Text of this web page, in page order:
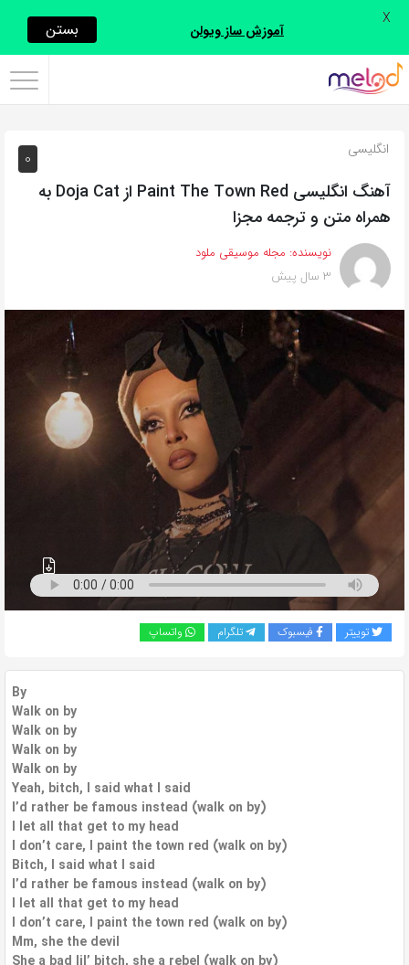
اشتراک
با
روش‌های
زیر
این
صفحه
را
با
خود
به
0 انگلیسی
آهنگ انگلیسی Paint The Town Red از Doja Cat به
همراه متن و ترجمه مجزا
نویسنده: مجله موسیقی ملود
3 سال پیش
توییتر فیسبوک تلگرام واتساپ
By
Walk on by
Walk on by
Walk on by
Walk on by
Yeah, bitch, I said what I said
I’d rather be famous instead (walk on by)
I let all that get to my head
I don’t care, I paint the town red (walk on by)
Bitch, I said what I said
I’d rather be famous instead (walk on by)
I let all that get to my head
I don’t care, I paint the town red (walk on by)
Mm, she the devil
She a bad lil’ bitch, she a rebel (walk on by)
آموزش ساز ویولن بستن X